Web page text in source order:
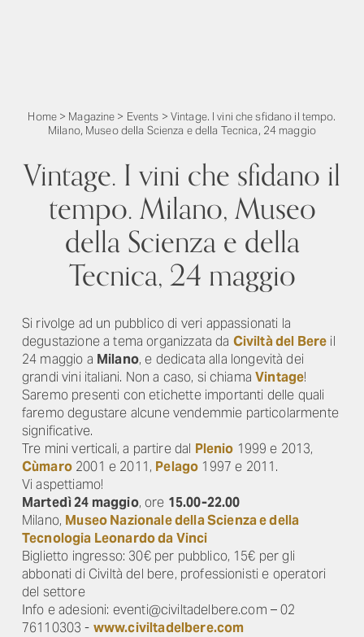
Home> Magazine > Events > Vintage. I vini che sfidano il tempo.
Milano, Museo della Scienza e della Tecnica, 24 maggio
Vintage. I vini che sfidano il
tempo. Milano, Museo
della Scienza e della
Tecnica, 24 maggio
Si rivolge ad un pubblico di veri appassionati la
degustazione a tema organizzata da Civiltà del Bere il
24 maggio a Milano, e dedicata alla longevità dei
grandi vini italiani. Non a caso, si chiamaVintage!
Saremo presenti con etichette importanti delle quali
faremo degustare alcune vendemmie particolarmente
significative.
Tre mini verticali, a partire dal Plenio 1999 e 2013,
Cùmaro2001 e 2011, Pelago 1997 e 2011.
Vi aspettiamo!
Martedì 24 maggio, ore 15.00-22.00
Milano, Museo Nazionale della Scienza e della
Tecnologia Leonardo da Vinci
Biglietto ingresso: 30€ per pubblico, 15€ per gli
abbonati di Civiltà del bere, professionisti e operatori
del settore
Info e adesioni: eventi@civiltadelbere.com – 02
76110303 - www.civiltadelbere.com